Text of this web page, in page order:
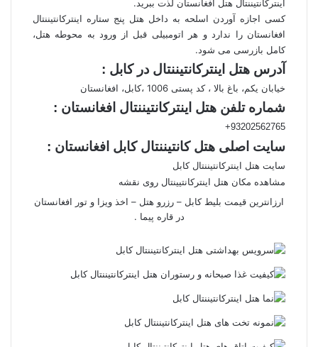
اینترکانتیننتال هتل افغانستان لذت ببرید.
کسی اجازه آوردن اسلحه به داخل هتل پنج ستاره اینترکانتیننتال
افغانستان را ندارد و هر اتومبیلی قبل از ورود به محوطه هتل،
کامل بازرسی می شود.
آدرس هتل اینترکانتیننتال در کابل :
خیابان یکم، باغ بالا ، کد پستی 1006 ،کابل، افغانستان
شماره تلفن هتل اینترکانتیننتال افغانستان :
93202562765+
سایت اصلی هتل کانتیننتال کابل افغانستان :
سایت هتل اینترکانتیننتال کابل
مشاهده مکان هتل اینترکانتیینتال روی نقشه
ارزانترین قیمت بلیط کابل – رزرو هتل – اخذ ویزا و تور افغانستان
در قاره پیما .